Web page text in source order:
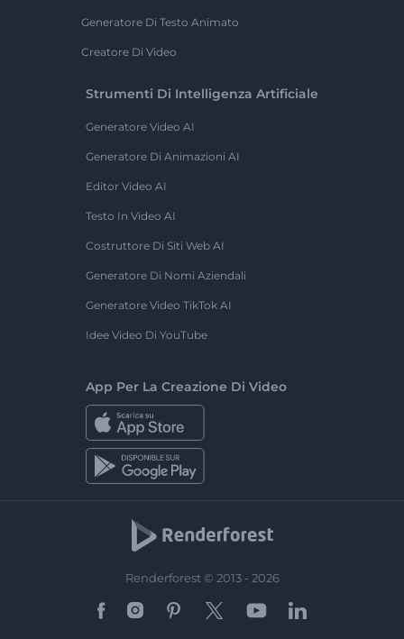
Generatore Di Testo Animato
Creatore Di Video
Strumenti Di Intelligenza Artificiale
Generatore Video AI
Generatore Di Animazioni AI
Editor Video AI
Testo In Video AI
Costruttore Di Siti Web AI
Generatore Di Nomi Aziendali
Generatore Video TikTok AI
Idee Video Di YouTube
App Per La Creazione Di Video
Renderforest © 2013 - 2026